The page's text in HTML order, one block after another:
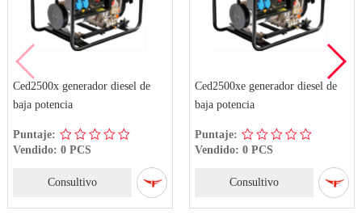
Ced2500x generador diesel de
baja potencia
Puntaje:
Vendido: 0 PCS
Consultivo
Ced2500xe generador diesel de
baja potencia
Puntaje:
Vendido: 0 PCS
Consultivo